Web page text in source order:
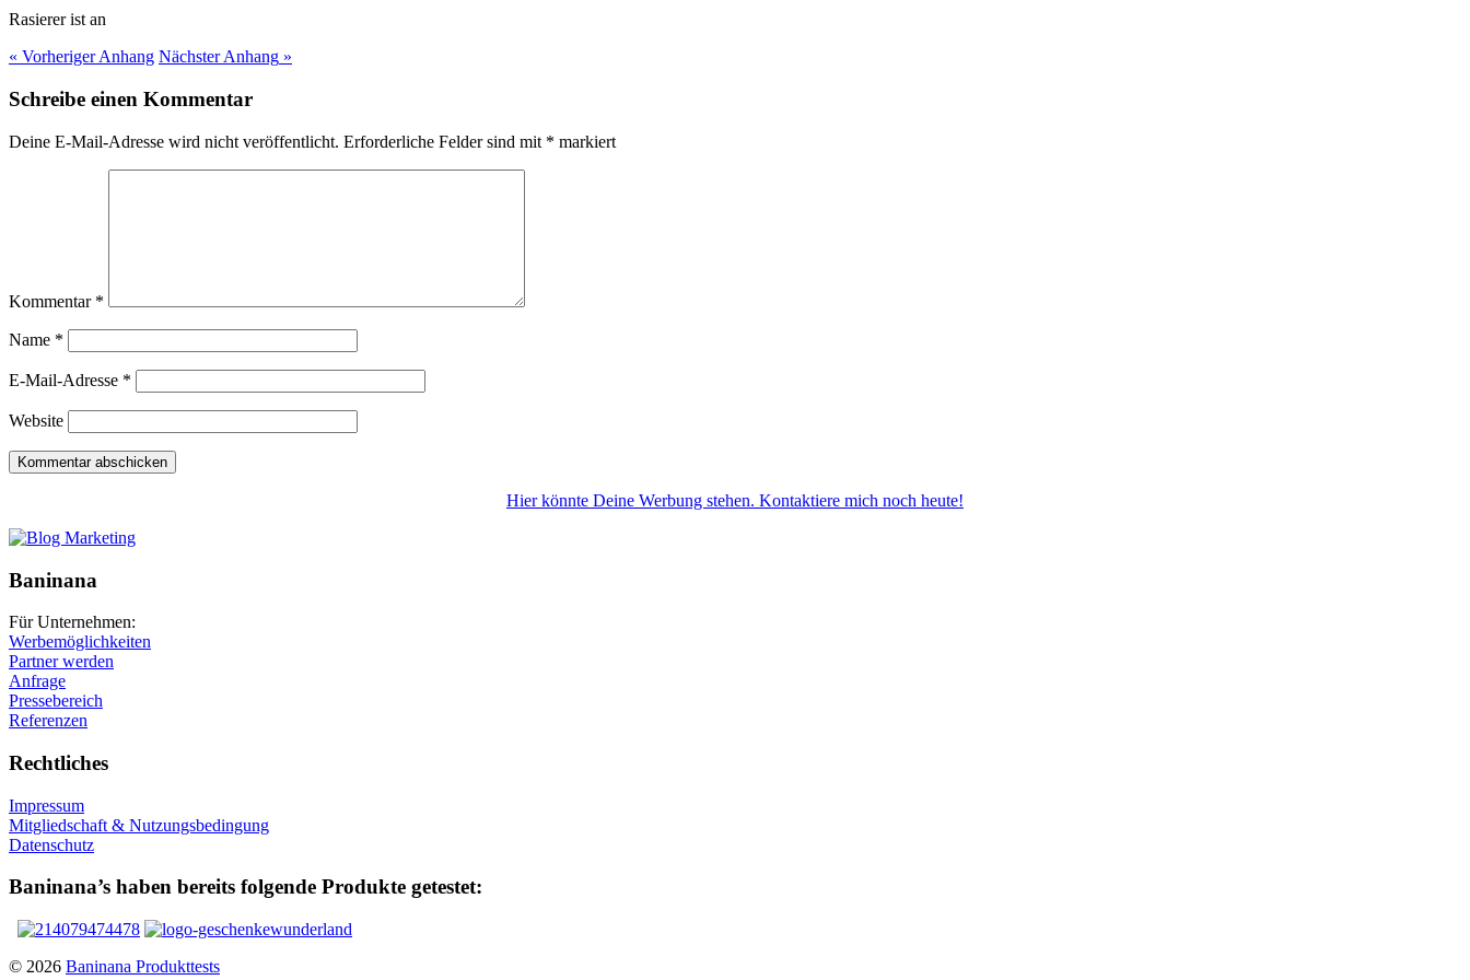
Rasierer ist an
« VorherigerAnhang NächsterAnhang »
Schreibe einen Kommentar
Deine E-Mail-Adresse wird nicht veröffentlicht. Erforderliche Felder sind mit * markiert
Kommentar *
Name *
E-Mail-Adresse *
Website
Hier könnte Deine Werbung stehen. Kontaktiere mich noch heute!
Baninana
Für Unternehmen:
Werbemöglichkeiten
Partner werden
Anfrage
Pressebereich
Referenzen
Rechtliches
Impressum
Mitgliedschaft & Nutzungsbedingung
Datenschutz
Baninana’s haben bereits folgende Produkte getestet:
© 2026 Baninana Produkttests